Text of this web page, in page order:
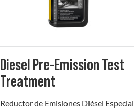
Diesel Pre-Emission Test
Treatment
Reductor de Emisiones Diésel Especial